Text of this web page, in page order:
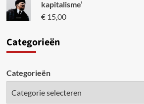
kapitalisme’
€15,00
Categorieën
Categorieën